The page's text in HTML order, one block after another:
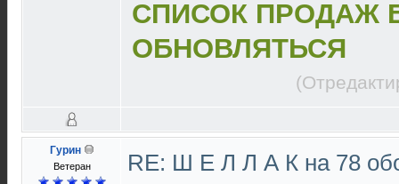
СПИСОК ПРОДАЖ
ОБНОВЛЯТЬСЯ
Гурин
Ветеран
RE: Ш Е Л Л А К на 78